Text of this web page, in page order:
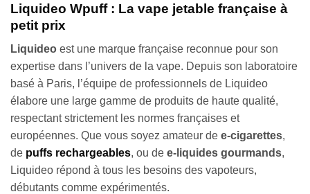
Liquideo Wpuff : La vape jetable française à
petit prix
Liquideo est une marque française reconnue pour son
expertise dans l’univers de la vape. Depuis son laboratoire
basé à Paris, l’équipe de professionnels de Liquideo
élabore une large gamme de produits de haute qualité,
respectant strictement les normes françaises et
européennes. Que vous soyez amateur de e-cigarettes,
de puffs rechargeables, ou de e-liquides gourmands,
Liquideo répond à tous les besoins des vapoteurs,
débutants comme expérimentés.